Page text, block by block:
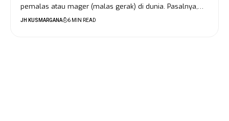
pemalas atau mager (malas gerak) di dunia. Pasalnya,…
JH KUSMARGANA 6 MIN READ